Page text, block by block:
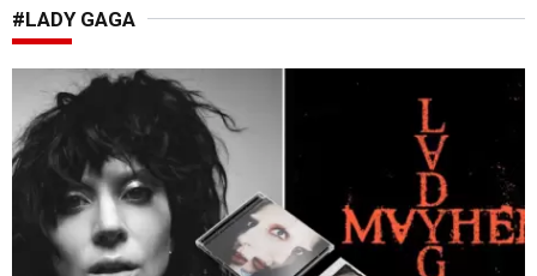
#LADY GAGA
Estreno musical